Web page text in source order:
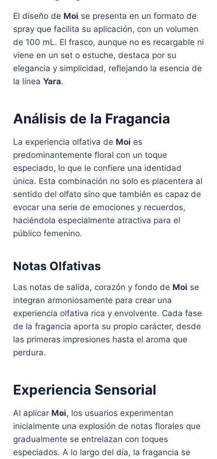
El diseño de Moi se presenta en un formato de
spray que facilita su aplicación, con un volumen
de 100 mL. El frasco, aunque no es recargable ni
viene en un set o estuche, destaca por su
elegancia y simplicidad, reflejando la esencia de
la línea Yara.
Análisis de la Fragancia
La experiencia olfativa de Moi es
predominantemente floral con un toque
especiado, lo que le confiere una identidad
única. Esta combinación no solo es placentera al
sentido del olfato sino que también es capaz de
evocar una serie de emociones y recuerdos,
haciéndola especialmente atractiva para el
público femenino.
Notas Olfativas
Las notas de salida, corazón y fondo de Moi se
integran armoniosamente para crear una
experiencia olfativa rica y envolvente. Cada fase
de la fragancia aporta su propio carácter, desde
las primeras impresiones hasta el aroma que
perdura.
Experiencia Sensorial
Al aplicar Moi, los usuarios experimentan
inicialmente una explosión de notas florales que
gradualmente se entrelazan con toques
especiados. A lo largo del día, la fragancia se